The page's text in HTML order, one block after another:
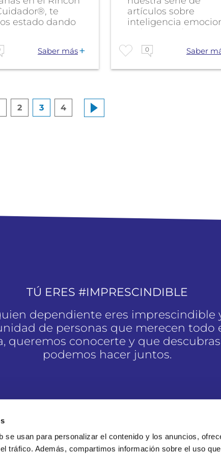
se usan para personalizar el contenido y los anuncios,
tráfico. Además, compartimos información sobre el uso
te
estado dando
Saber más
artículos sobre
inteligencia
y, después de tratar...
0 Saber
2 3 4
TÚ ERES #IMPRESCINDIBLE
dependiente eres imprescindible
de personas que merecen todo
queremos conocerte y que
podemos hacer juntos.